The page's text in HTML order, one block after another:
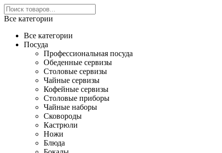
Все категории
Все категории
Посуда
Профессиональная посуда
Обеденные сервизы
Столовые сервизы
Чайные сервизы
Кофейные сервизы
Столовые приборы
Чайные наборы
Сковороды
Кастрюли
Ножи
Блюда